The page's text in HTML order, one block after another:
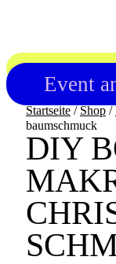
Event
Startseite / Shop /
baum­schmuck
DIY